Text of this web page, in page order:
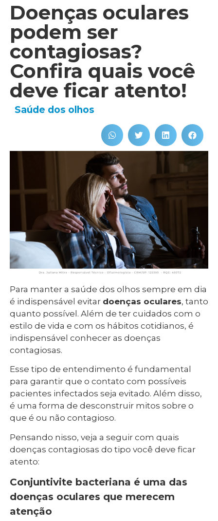
Doenças oculares
podem ser
contagiosas?
Confira quais você
deve ficar atento!
Saúde dos olhos
Para manter a saúde dos olhos sempre em dia
é indispensável evitar doenças oculares, tanto
quanto possível. Além de ter cuidados com o
estilo de vida e com os hábitos cotidianos, é
indispensável conhecer as doenças
contagiosas.
Esse tipo de entendimento é fundamental
para garantir que o contato com possíveis
pacientes infectados seja evitado. Além disso,
é uma forma de desconstruir mitos sobre o
que é ou não contagioso.
Pensando nisso, veja a seguir com quais
doenças contagiosas do tipo você deve ficar
atento:
Conjuntivite bacteriana é uma das
doenças oculares que merecem
atenção